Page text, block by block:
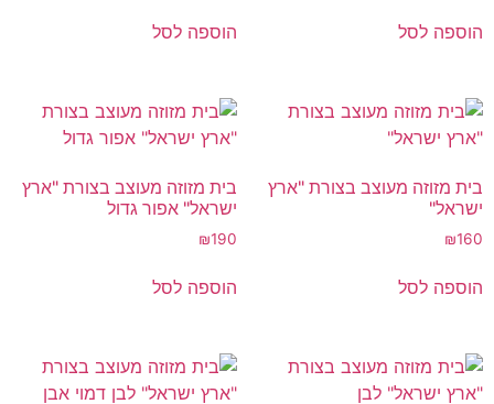
הוספה לסל הוספה לסל
בית מזוזה מעוצב בצורת "ארץ
ישראל"
₪160
הוספה לסל
בית מזוזה מעוצב בצורת "ארץ
ישראל" אפור גדול
₪190
הוספה לסל